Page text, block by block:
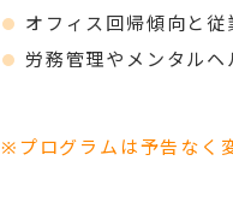
オフィス回帰傾向と
労務管理やメンタル
※プログラムは予告なく